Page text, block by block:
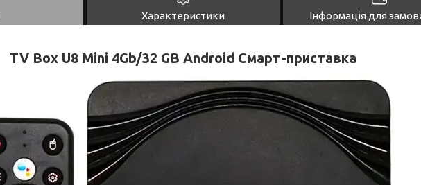
Характеристики Інформація для
TV Box U8 Mini 4Gb/32 GB Android Смарт-приставка